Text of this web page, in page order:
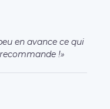
en avance ce qui
!